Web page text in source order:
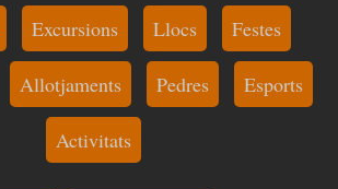
Excursions Llocs Festes
Allotjaments Pedres Esports
Activitats